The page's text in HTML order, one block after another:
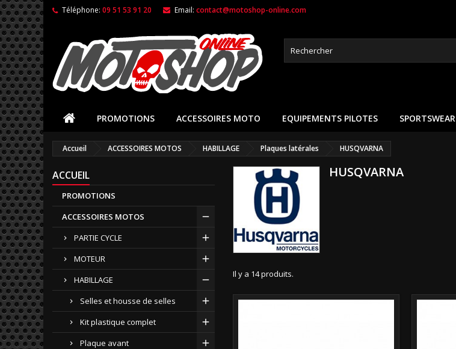
Téléphone: 09 51 53 91 20 Email: contact@motoshop-online.com
PROMOTIONS ACCESSOIRES MOTO EQUIPEMENTS PILOTES SPORTSWEAR
Accueil ACCESSOIRES MOTOS HABILLAGE Plaques latérales HUSQVARNA
ACCUEIL
PROMOTIONS
ACCESSOIRES MOTOS
PARTIE CYCLE
MOTEUR
HABILLAGE
Selles et housse de selles
Kit plastique complet
Plaque avant
HUSQVARNA
Il y a 14 produits.